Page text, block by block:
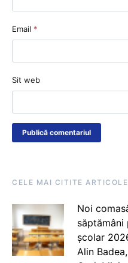
Email *
Sit web
CELE MAI CITITE ARTICOLE
Noi
săptămâni
școlar
Alin